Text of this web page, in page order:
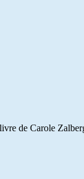
de Carole